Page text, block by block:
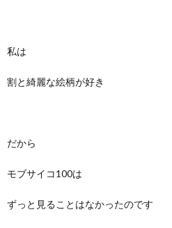
私は
割と綺麗な絵柄が好き
だから
モブサイコ100は
ずっと見ることはなかったのです